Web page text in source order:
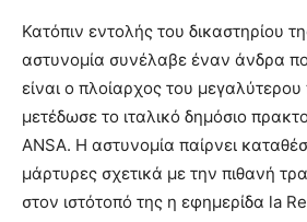
Κατόπιν εντολής του δικαστηρίου
αστυνομία συνέλαβε έναν άνδρα
είναι ο πλοίαρχος του
μετέδωσε το ιταλικό δημόσιο
ANSA. Η αστυνομία παίρνει
μάρτυρες σχετικά με την πιθανή
στον ιστότοπό της η εφημερίδα la